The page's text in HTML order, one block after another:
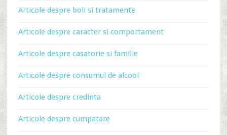
Articole despre boli si tratamente
Articole despre caracter si comportament
Articole despre casatorie si familie
Articole despre consumul de alcool
Articole despre credinta
Articole despre cumpatare